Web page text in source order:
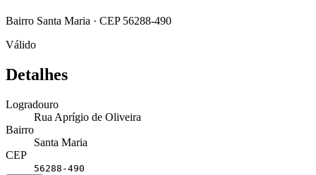
Bairro Santa Maria · CEP 56288-490
Válido
Detalhes
Logradouro
Rua Aprígio de Oliveira
Bairro
Santa Maria
CEP
56288-490